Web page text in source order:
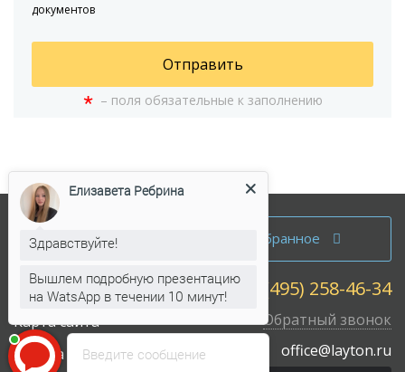
документов
Отправить
* – поля обязательные к заполнению
Аренда офисов
Продажа офисов
Собственникам
Карта сайта
Работа у нас
Избранное
+7 (495) 258-46-34
Обратный звонок
office@layton.ru
Введите сообщение
Елизавета Ребрина
Здравствуйте!
Вышлем подробную презентацию
на WatsApp в течении 10 минут!